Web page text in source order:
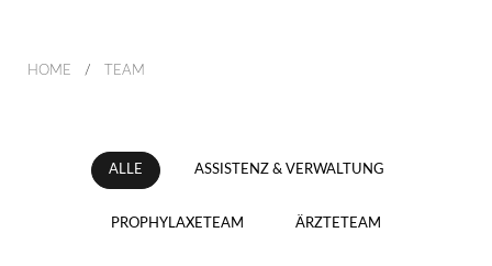
HOME TEAM
ALLE ASSISTENZ & VERWALTUNG
PROPHYLAXETEAM ÄRZTETEAM